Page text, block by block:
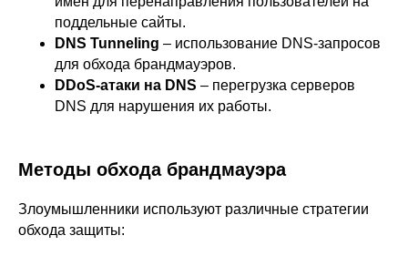
поддельные сайты.
DNS Tunneling – использование DNS-запросов
для обхода брандмауэров.
DDoS-атаки на DNS – перегрузка серверов
DNS для нарушения их работы.
Методы обхода брандмауэра
Злоумышленники используют различные стратегии
обхода защиты: